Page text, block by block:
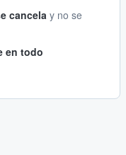
cancela y no se
en todo